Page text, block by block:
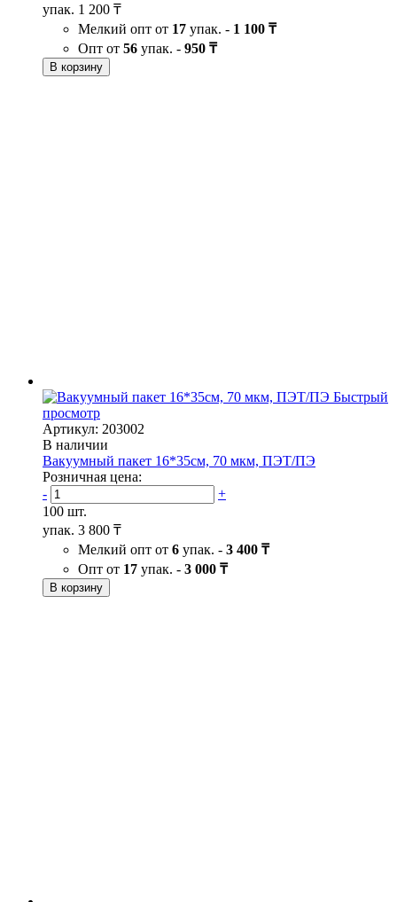
упак. 1 200 ₸
Мелкий опт от 17 упак. - 1 100 ₸
Опт от 56 упак. - 950 ₸
В корзину
Быстрый
просмотр
Артикул: 203002
В наличии
Вакуумный пакет 16*35см, 70 мкм, ПЭТ/ПЭ
Розничная цена:
-
+
100 шт.
упак. 3 800 ₸
Мелкий опт от 6 упак. - 3 400 ₸
Опт от 17 упак. - 3 000 ₸
В корзину